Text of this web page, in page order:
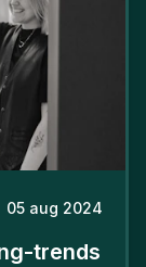
05 aug 2024
trends